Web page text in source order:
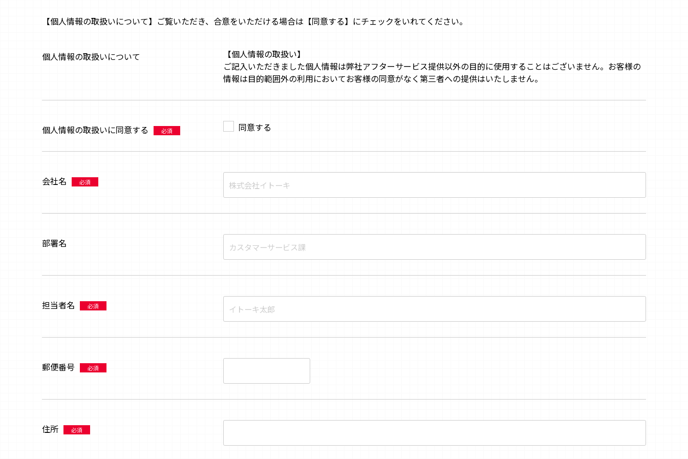
【個人情報の取扱いについて】ご覧いただき、合意をいただける場合は【同意する】にチェックをいれてください。
個人情報の取扱いについて
【個人情報の取扱い】
ご記入いただきました個人情報は弊社アフターサービス提供以外の目的に使用することはございません。お客様の
情報は目的範囲外の利用においてお客様の同意がなく第三者への提供はいたしません。
個人情報の取扱いに同意する 必須 同意する
会社名 必須
部署名
担当者名 必須
郵便番号 必須
住所 必須